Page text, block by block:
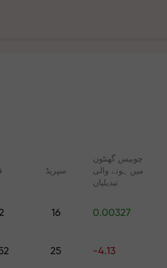
سپریڈ
چوبیس گھنٹوں
میں ہونے والی
تبدیلیاں
16 0.00327
25 -4.13
روزانہ کی پیش گوئیاں